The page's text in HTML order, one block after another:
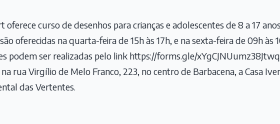
oferece curso de desenhos para crianças e adolescentes de 8 a 17
oferecidas na quarta-feira de 15h às 17h, e na sexta-feira de 09h às
podem ser realizadas pelo link https://forms.gle/
rua Virgílio de Melo Franco, 223, no centro de Barbacena, a Casa
das Vertentes.